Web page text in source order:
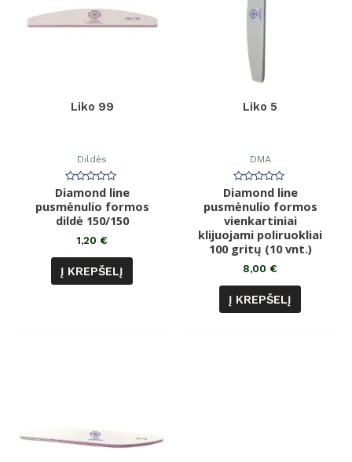
Liko 99
Dildės
Įvertinimas:
0
iš
5
Diamond line
pusmėnulio formos
dildė 150/150
1,20 €
Į KREPŠELĮ
Liko 5
DMA
Įvertinimas:
0
iš
5
Diamond line
pusmėnulio formos
vienkartiniai
klijuojami poliruokliai
100 gritų (10 vnt.)
8,00 €
Į KREPŠELĮ